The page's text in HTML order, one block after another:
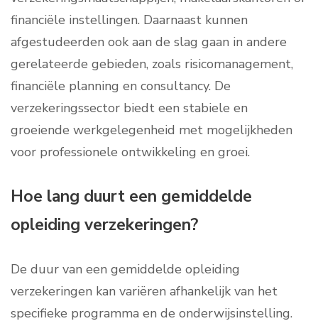
financiële instellingen. Daarnaast kunnen
afgestudeerden ook aan de slag gaan in andere
gerelateerde gebieden, zoals risicomanagement,
financiële planning en consultancy. De
verzekeringssector biedt een stabiele en
groeiende werkgelegenheid met mogelijkheden
voor professionele ontwikkeling en groei.
Hoe lang duurt een gemiddelde
opleiding verzekeringen?
De duur van een gemiddelde opleiding
verzekeringen kan variëren afhankelijk van het
specifieke programma en de onderwijsinstelling.